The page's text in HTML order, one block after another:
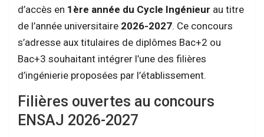
d’accès en 1ère année du Cycle Ingénieur au titre
de l’année universitaire 2026-2027. Ce concours
s’adresse aux titulaires de diplômes Bac+2 ou
Bac+3 souhaitant intégrer l’une des filières
d’ingénierie proposées par l’établissement.
Filières ouvertes au concours
ENSAJ 2026-2027